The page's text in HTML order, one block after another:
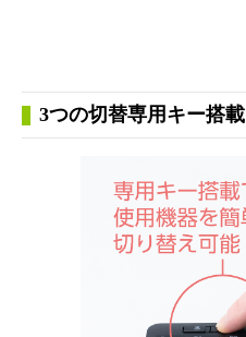
3つの切替専用キー搭載